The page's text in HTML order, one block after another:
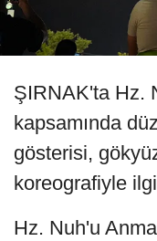
ŞIRNAK'ta Hz.
kapsamında
gösterisi,
koreografiyle
Hz. Nuh'u